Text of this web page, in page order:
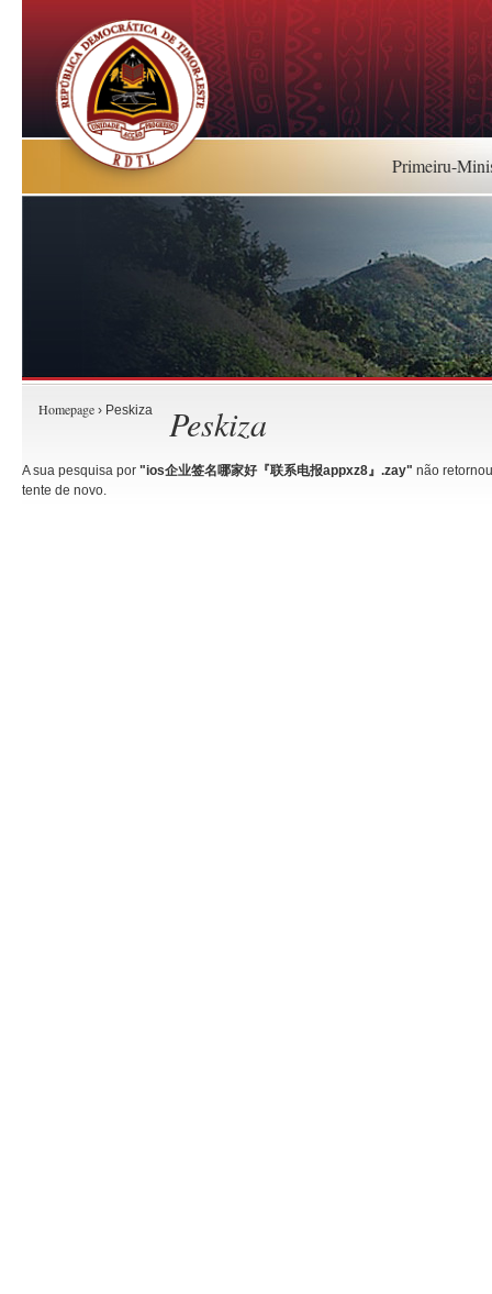
Primeiru-
Homepage › Peskiza Peskiza
A sua pesquisa por "ios企业签名哪家好『联系电报appxz8』.zay" não
tente de novo.